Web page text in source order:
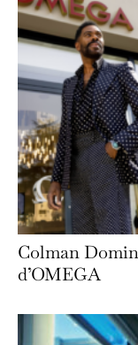
Colman
d’OMEGA